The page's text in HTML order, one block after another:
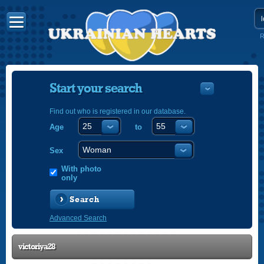
Start your search
Find out who is registered in our database.
Age to
Sex
With photo
only
Search
Advanced Search
victoriya28